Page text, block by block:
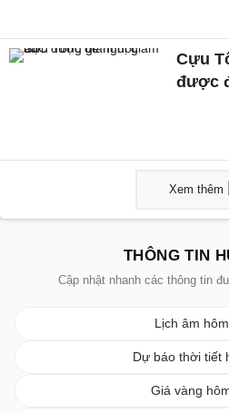
Cựu
được
Xem thêm
THÔNG TIN
Cập nhật nhanh các thông tin
Lịch âm
Dự báo thời tiết
Giá vàng